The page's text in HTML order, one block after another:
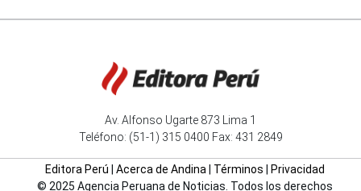
Av. Alfonso Ugarte 873 Lima 1
Teléfono: (51-1) 315 0400 Fax: 431 2849
Editora Perú Acerca de Andina Términos
Privacidad
© 2025 Agencia Peruana de Noticias. Todos los derechos